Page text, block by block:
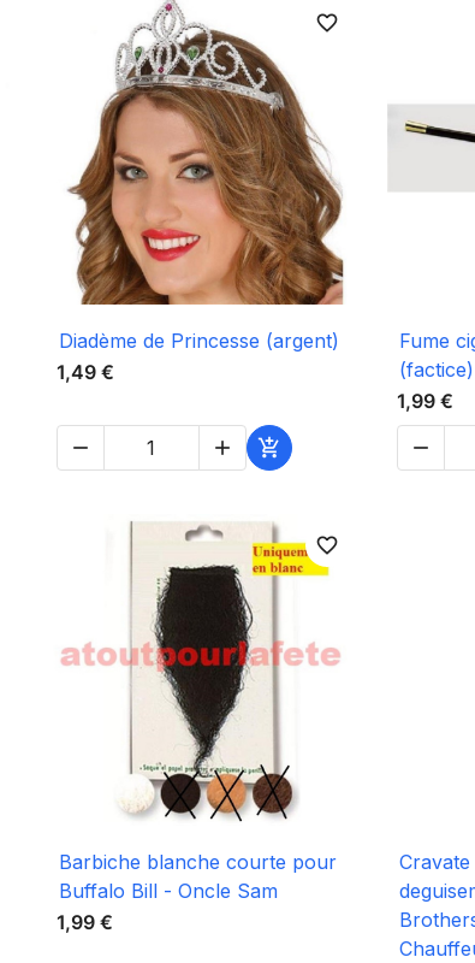
Aperçu rapide
favorite_border
Diadème de Princesse (argent)
1,49 €
  
Fume
(factice)
1,99 €

Aperçu rapide
favorite_border
Barbiche blanche courte pour
Buffalo Bill - Oncle Sam
1,99 €